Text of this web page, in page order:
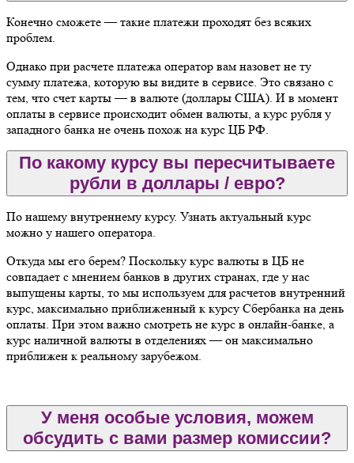
Конечно сможете — такие платежи проходят без всяких
проблем.
Однако при расчете платежа оператор вам назовет не ту
сумму платежа, которую вы видите в сервисе. Это связано с
тем, что счет карты — в валюте (доллары США). И в момент
оплаты в сервисе происходит обмен валюты, а курс рубля у
западного банка не очень похож на курс ЦБ РФ.
По какому курсу вы пересчитываете
рубли в доллары / евро?
По нашему внутреннему курсу. Узнать актуальный курс
можно у нашего оператора.
Откуда мы его берем? Поскольку курс валюты в ЦБ не
совпадает с мнением банков в других странах, где у нас
выпущены карты, то мы используем для расчетов внутренний
курс, максимально приближенный к курсу Сбербанка на день
оплаты. При этом важно смотреть не курс в онлайн-банке, а
курс наличной валюты в отделениях — он максимально
приближен к реальному зарубежом.
У меня особые условия, можем
обсудить с вами размер комиссии?